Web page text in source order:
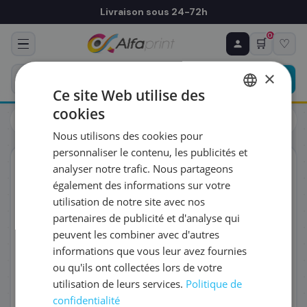
Livraison sous 24-72h
🛒
0
♡
Toners
Canon
ORIGINAL
♻ COMMANDE RÉCURRENTE
Prévoyez & économisez
Programmez votre prochain achat — notre équipe
vous prépare un devis personnalisé
RÉFÉRENCE DU PRODUIT
FRÉQUENCE
QUANTITÉ PAR LIVRAISON
DATE DE PREMIÈRE LIVRAISON SOUHAITÉE
×
Ce site Web utilise des
cookies
Nous utilisons des cookies pour
personnaliser le contenu, les publicités et
analyser notre trafic. Nous partageons
également des informations sur votre
utilisation de notre site avec nos
partenaires de publicité et d'analyse qui
peuvent les combiner avec d'autres
informations que vous leur avez fournies
ou qu'ils ont collectées lors de votre
utilisation de leurs services. Politique de
confidentialité